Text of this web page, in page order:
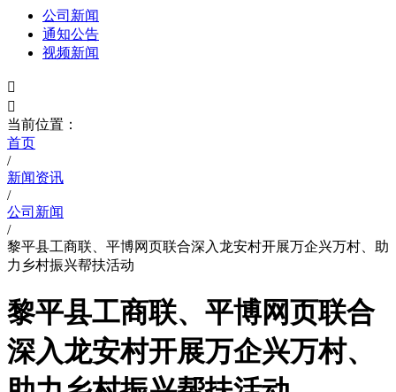
公司新闻
通知公告
视频新闻


当前位置：
首页
/
新闻资讯
/
公司新闻
/
黎平县工商联、平博网页联合深入龙安村开展万企兴万村、助
力乡村振兴帮扶活动
黎平县工商联、平博网页联合
深入龙安村开展万企兴万村、